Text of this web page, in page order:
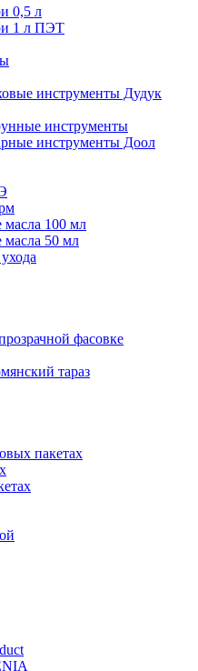
0,5 л
1 л ПЭТ
инструменты Дудук
инструменты
инструменты Доол
масла 100 мл
масла 50 мл
фасовке
тараз
пакетах